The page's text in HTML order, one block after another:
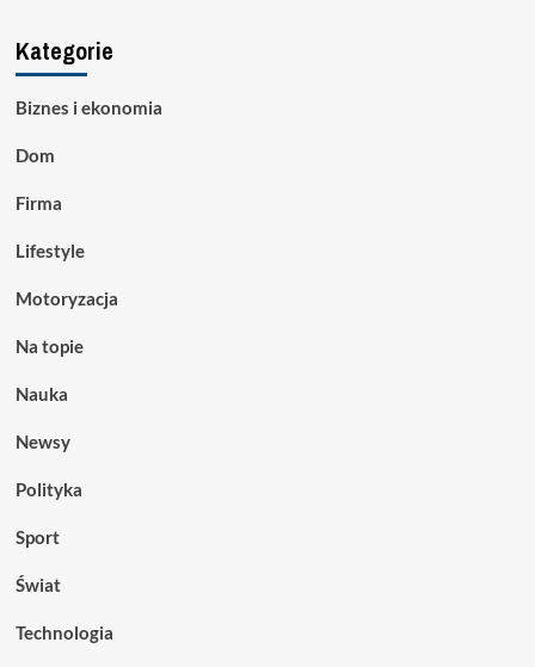
Kategorie
Biznes i ekonomia
Dom
Firma
Lifestyle
Motoryzacja
Na topie
Nauka
Newsy
Polityka
Sport
Świat
Technologia